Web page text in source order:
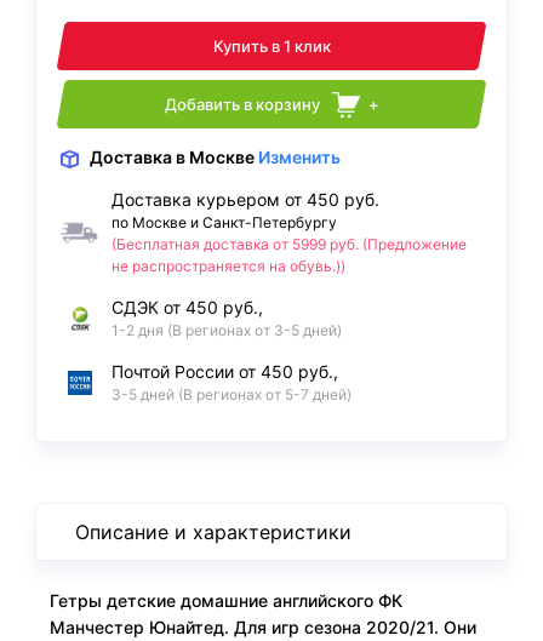
Купить в 1 клик
Добавить в корзину +
Доставка в Москве Изменить
Доставка курьером от 450 руб.
по Москве и Санкт-Петербургу
(Бесплатная доставка от 5999 руб. (Предложение
не распространяется на обувь.))
СДЭК от 450 руб.,
1-2 дня (В регионах от 3-5 дней)
Почтой России от 450 руб.,
3-5 дней (В регионах от 5-7 дней)
Описание и характеристики
Гетры детские домашние английского ФК
Манчестер Юнайтед. Для игр сезона 2020/21. Они